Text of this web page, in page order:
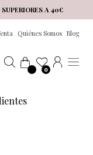
A 40€
Quiénes Somos Blog
0